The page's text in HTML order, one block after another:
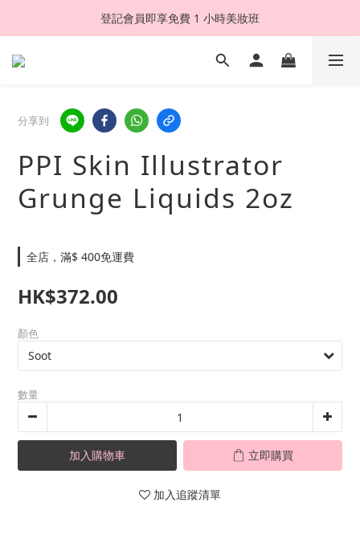
登記會員即享免費 1 小時美妝班
分享到
PPI Skin Illustrator
Grunge Liquids 2oz
全店，滿$ 400免運費
HK$372.00
顏色
數量
加入購物車 立即購買
加入追蹤清單